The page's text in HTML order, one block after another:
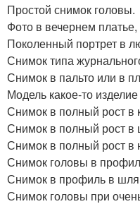
Простой снимок головы.
Фото в вечернем
Поколенный портрет в
Снимок типа
Снимок в пальто или в
Модель какое-то
Снимок в полный рост в
Снимок в полный рост в
Снимок в полный рост в
Снимок головы в
Снимок в профиль в
Снимок головы при